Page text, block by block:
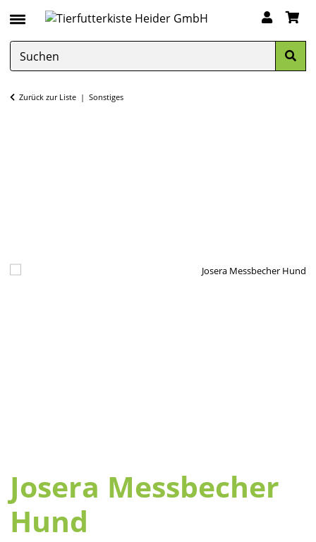
Zurück zur Liste Sonstiges
Josera Messbecher
Hund